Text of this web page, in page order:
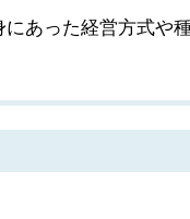
あった経営方式や